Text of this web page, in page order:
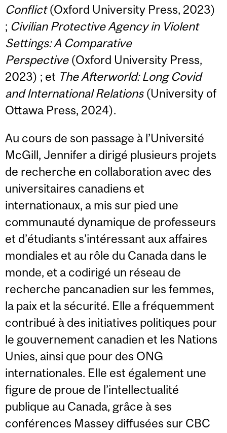
Conflict(Oxford University Press, 2023)
; Civilian Protective Agency in Violent
Settings: A Comparative
Perspective(Oxford University Press,
2023) ; et The Afterworld: Long Covid
and International Relations(University of
Ottawa Press, 2024).
Au cours de son passage à l’Université
McGill, Jennifer a dirigé plusieurs projets
de recherche en collaboration avec des
universitaires canadiens et
internationaux, a mis sur pied une
communauté dynamique de professeurs
et d’étudiants s’intéressant aux affaires
mondiales et au rôle du Canada dans le
monde, et a codirigé un réseau de
recherche pancanadien sur les femmes,
la paix et la sécurité. Elle a fréquemment
contribué à des initiatives politiques pour
le gouvernement canadien et les Nations
Unies, ainsi que pour des ONG
internationales. Elle est également une
figure de proue de l’intellectualité
publique au Canada, grâce à ses
conférences Massey diffusées sur CBC